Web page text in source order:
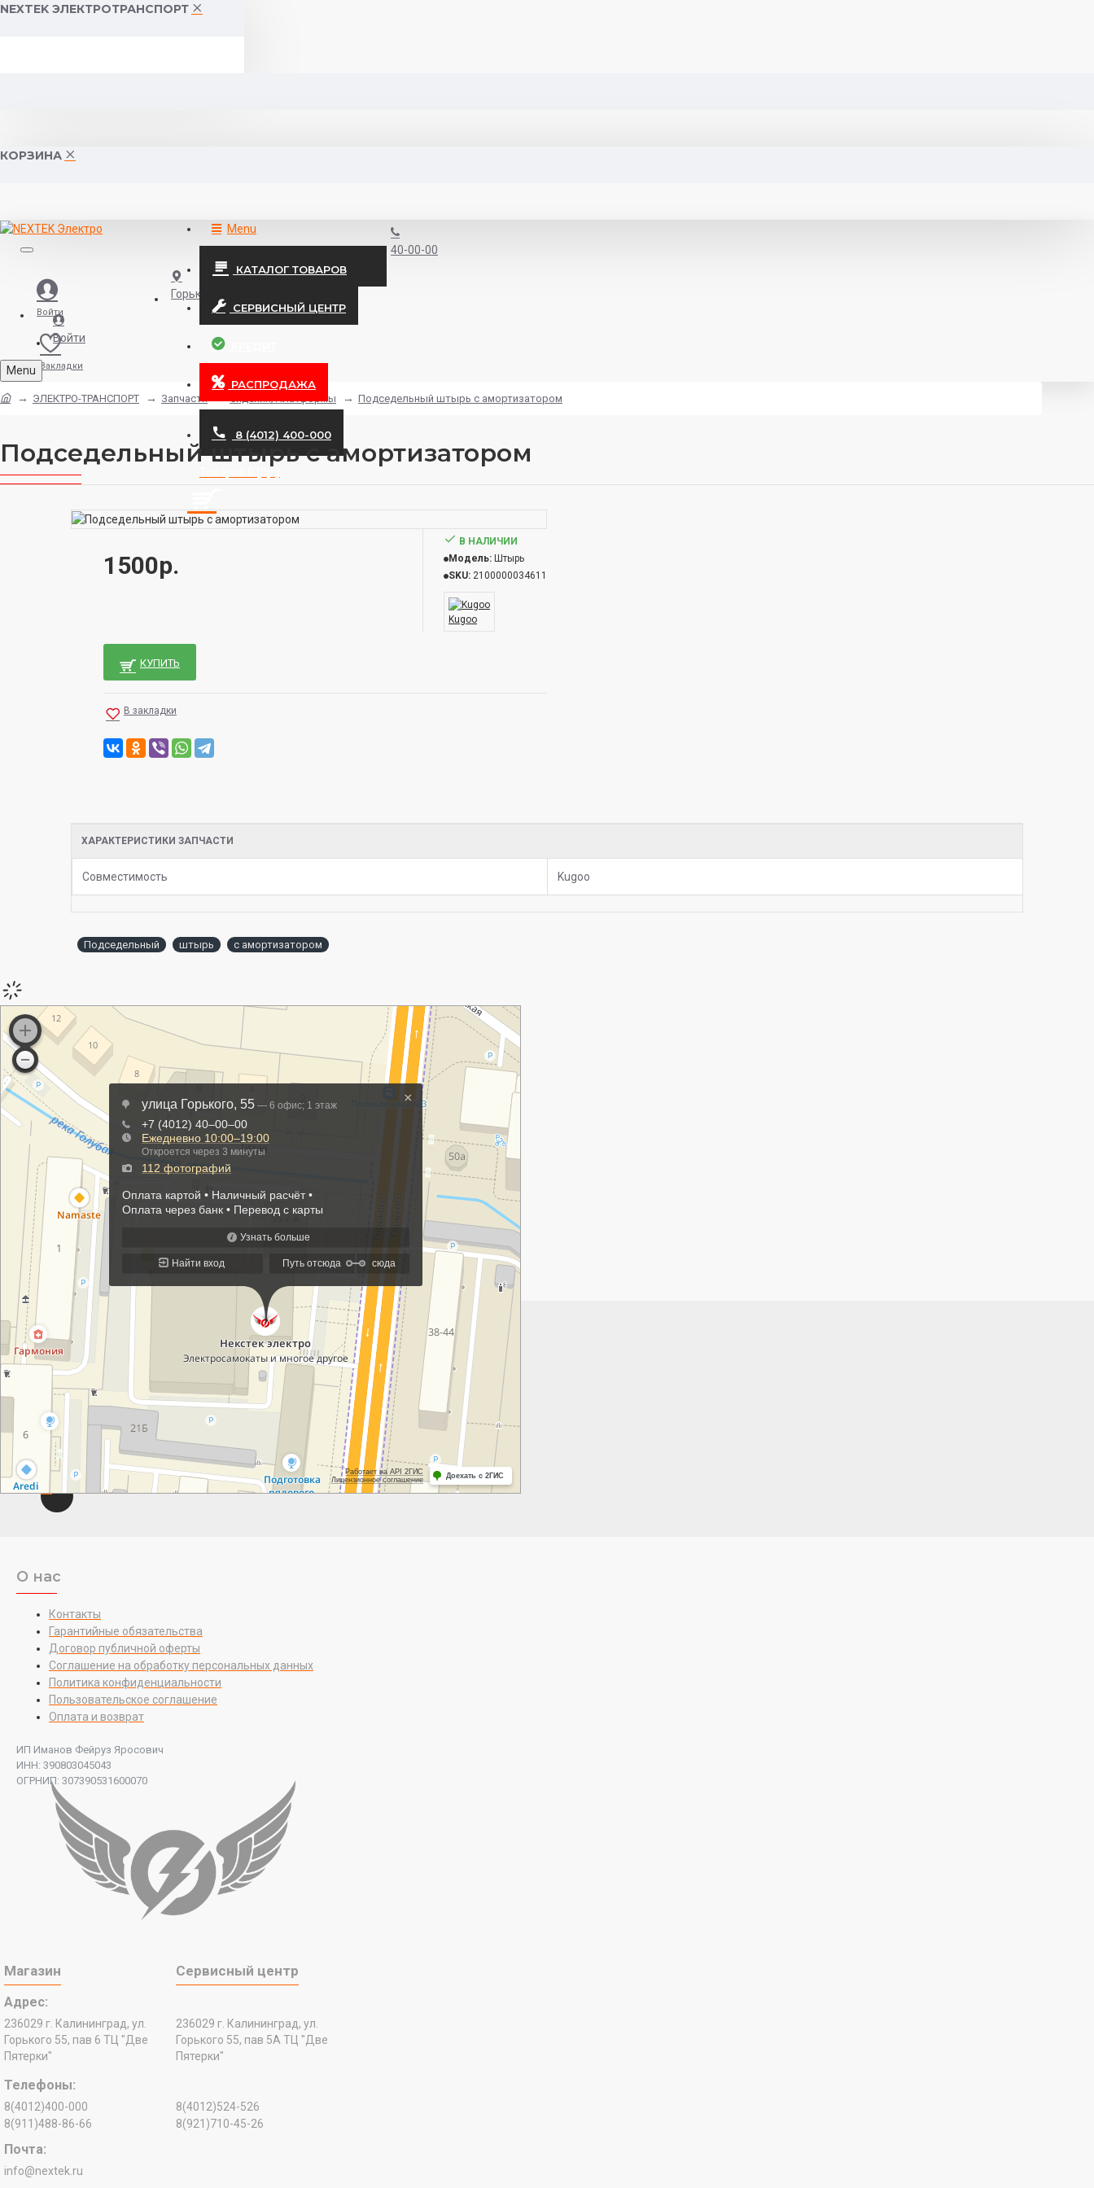
NEXTEK ЭЛЕКТРОТРАНСПОРТ
КОРЗИНА
Войти
Закладки
Menu
КАТАЛОГ ТОВАРОВ
СЕРВИСНЫЙ ЦЕНТР
РАСПРОДАЖА
8 (4012) 400-000
40-00-00
Горького 55 (10:00-19:00)
Войти
Menu
ЭЛЕКТРО-ТРАНСПОРТ Запчасти Сидения/Платформы Подседельный штырь с амортизатором
Подседельный штырь с амортизатором
1500р.
В НАЛИЧИИ
Модель: Штырь
SKU: 2100000034611
Kugoo
КУПИТЬ
В закладки
ХАРАКТЕРИСТИКИ ЗАПЧАСТИ
Совместимость Kugoo
Подседельный штырь с амортизатором
О нас
Контакты
Гарантийные обязательства
Договор публичной оферты
Соглашение на обработку персональных данных
Политика конфиденциальности
Пользовательское соглашение
Оплата и возврат
ИП Иманов Фейруз Яросович
ИНН: 390803045043
ОГРНИП: 307390531600070
Магазин Сервисный центр
Адрес:
236029 г. Калининград, ул.
Горького 55, пав 6 ТЦ "Две
Пятерки"
236029 г. Калининград, ул.
Горького 55, пав 5А ТЦ "Две
Пятерки"
Телефоны:
8(4012)400-000
8(911)488-86-66
8(4012)524-526
8(921)710-45-26
Почта:
info@nextek.ru